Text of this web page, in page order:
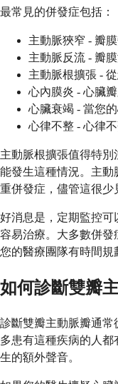
最常見的併發症包括：
主動脈狹窄 - 瓣
主動脈反流 - 瓣
主動脈根擴張 -
心內膜炎 - 心臟
心臟衰竭 - 當您
心律不整 - 心律
主動脈根擴張值得特
能發生這種情況。主
重併發症，儘管這很少
好消息是，定期監控
容易治療。大多數併
您的醫療團隊有時間規
如何診斷雙瓣
診斷雙瓣主動脈瓣通
多患有這種疾病的人
生的額外聲音。